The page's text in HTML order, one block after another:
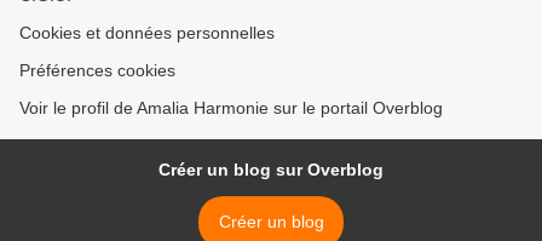
Cookies et données personnelles
Préférences cookies
Voir le profil de Amalia Harmonie sur le portail Overblog
Créer un blog sur Overblog
Créer un blog